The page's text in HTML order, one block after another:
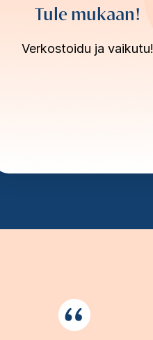
Tule mukaan!
Verkostoidu ja vaikutu!